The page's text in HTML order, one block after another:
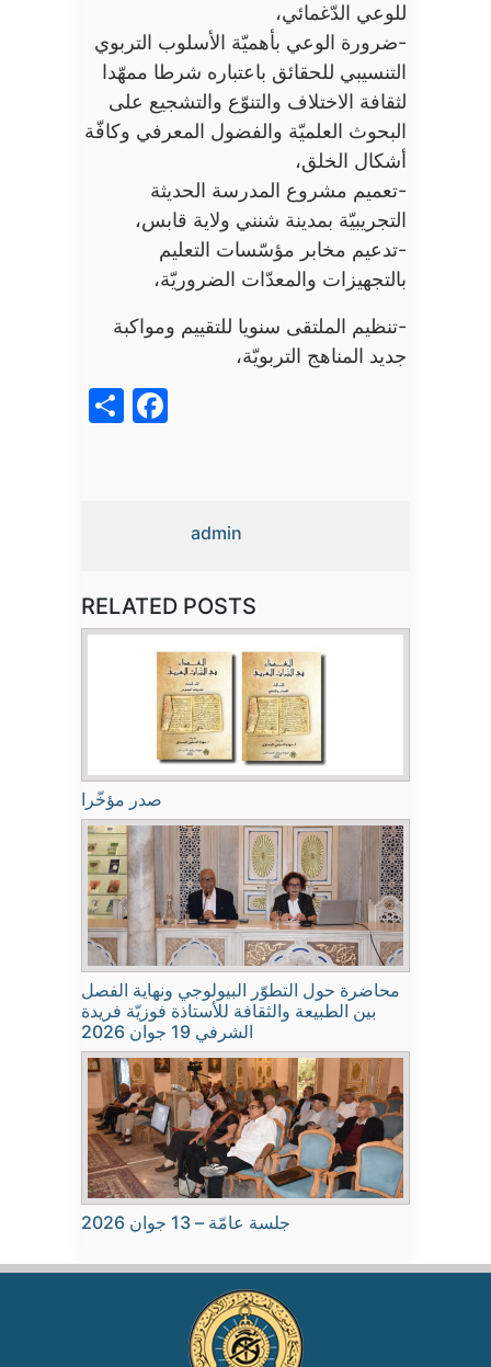
للوعي الدّغمائي،
-ضرورة الوعي بأهميّة الأسلوب التربوي
التنسيبي للحقائق باعتباره شرطا ممهّدا
لثقافة الاختلاف والتنوّع والتشجيع على
البحوث العلميّة والفضول المعرفي وكافّة
أشكال الخلق،
-تعميم مشروع المدرسة الحديثة
التجريبيّة بمدينة شنني ولاية قابس،
-تدعيم مخابر مؤسّسات التعليم
بالتجهيزات والمعدّات الضروريّة،
-تنظيم الملتقى سنويا للتقييم ومواكبة
جديد المناهج التربويّة،
admin
RELATED POSTS
صدر مؤخّرا
محاضرة حول التطوّر البيولوجي ونهاية الفصل
بين الطبيعة والثقافة للأستاذة فوزيّة فريدة
الشرفي 19 جوان 2026
جلسة عامّة – 13 جوان 2026